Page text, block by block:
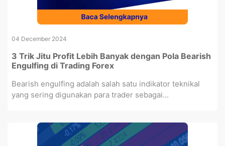
04 December 2024
3 Trik Jitu Profit Lebih Banyak dengan Pola Bearish
Engulfing di Trading Forex
Bearish engulfing adalah salah satu indikator teknikal
yang sering digunakan para trader sebagai...